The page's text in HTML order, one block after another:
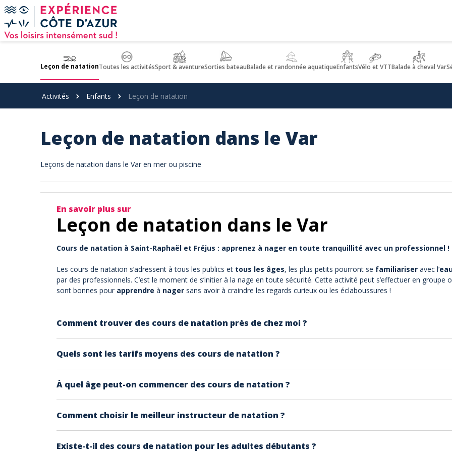
Panneau de gestion des cookies
Leçon de natationToutes les activitésSport & aventureSorties bateauBalade et randonnée aquatiqueEnfantsVélo et VTTBalade à cheval Var
Activités Enfants Leçon de natation
Leçon de natation dans le Var
Leçons de natation dans le Var en mer ou piscine
En savoir plus sur
Leçon de natation dans le Var
Cours de natation à Saint-Raphaël et Fréjus : apprenez à nager en toute tranquillité avec un professionnel !
Les cours de natation s’adressent à tous les publics et tous les âges, les plus petits pourront se familiariser avec l’
par des professionnels. C’est le moment de s’initier à la nage en toute sécurité. Cette activité peut s’effectuer en groupe
sont bonnes pour apprendre à nager sans avoir à craindre les regards curieux ou les éclaboussures !
Comment trouver des cours de natation près de chez moi ?
Quels sont les tarifs moyens des cours de natation ?
à votre domicile. Les cours collectifs en mer sont proposés à environ 20€.
À quel âge peut-on commencer des cours de natation ?
pour familiariser votre enfant avec l'eau. Pour les cours collectifs en mer, les leçons sont accessibles à
Comment choisir le meilleur instructeur de natation ?
une série de 10 cours, afin d'évaluer la compatibilité entre le maître nageur et votre enfant.
Existe-t-il des cours de natation pour les adultes débutants ?